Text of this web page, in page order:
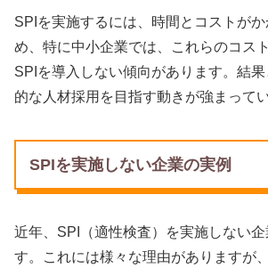
SPIを実施するには、時間とコストが
め、特に中小企業では、これらのコス
SPIを導入しない傾向があります。結
的な人材採用を目指す動きが強まってい
SPIを実施しない企業の実例
近年、SPI（適性検査）を実施しない企
す。これには様々な理由がありますが